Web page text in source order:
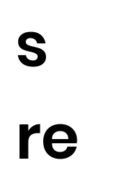
s
re